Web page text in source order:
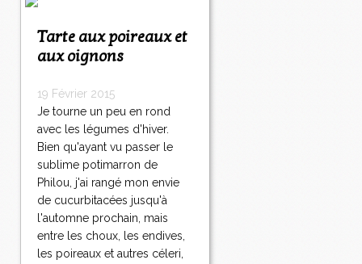
Tarte aux poireaux et
aux oignons
19 Février 2015
Je tourne un peu en rond
avec les légumes d'hiver.
Bien qu'ayant vu passer le
sublime potimarron de
Philou, j'ai rangé mon envie
de cucurbitacées jusqu'à
l'automne prochain, mais
entre les choux, les endives,
les poireaux et autres céleri,